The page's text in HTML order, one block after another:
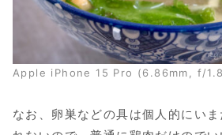
Apple iPhone 15 Pro (6.86mm, f/
なお、卵巣などの具は個人的にい